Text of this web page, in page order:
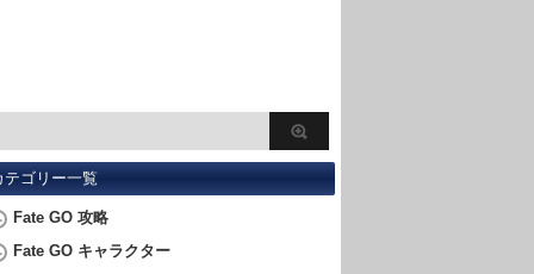
テゴリー一覧
Fate GO 攻略
Fate GO キャラクター